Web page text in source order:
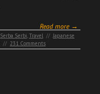
Read more →
Serba Serbi,Travel // Japanese
// 231 Comments